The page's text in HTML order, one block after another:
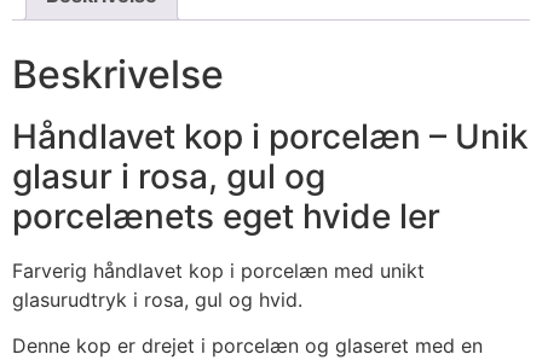
Beskrivelse
Håndlavet kop i porcelæn – Unik
glasur i rosa, gul og
porcelænets eget hvide ler
Farverig håndlavet kop i porcelæn med unikt
glasurudtryk i rosa, gul og hvid.
Denne kop er drejet i porcelæn og glaseret med en